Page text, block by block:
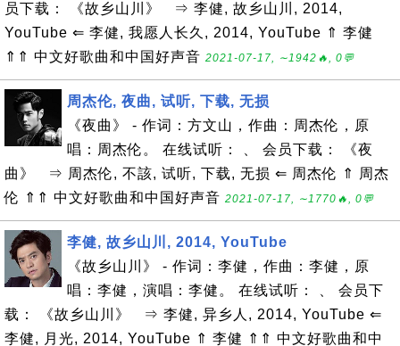
员下载： 《故乡山川》 ⇒ 李健, 故乡山川, 2014,
YouTube ⇐ 李健, 我愿人长久, 2014, YouTube ⇑ 李健
⇑⇑ 中文好歌曲和中国好声音 2021-07-17, ∼1942🔥, 0💬
周杰伦, 夜曲, 试听, 下载, 无损
《夜曲》 - 作词：方文山，作曲：周杰伦，原
唱：周杰伦。 在线试听： 、 会员下载： 《夜
曲》 ⇒ 周杰伦, 不該, 试听, 下载, 无损 ⇐ 周杰伦 ⇑ 周杰
伦 ⇑⇑ 中文好歌曲和中国好声音 2021-07-17, ∼1770🔥, 0💬
李健, 故乡山川, 2014, YouTube
《故乡山川》 - 作词：李健，作曲：李健，原
唱：李健，演唱：李健。 在线试听： 、 会员下
载： 《故乡山川》 ⇒ 李健, 异乡人, 2014, YouTube ⇐
李健, 月光, 2014, YouTube ⇑ 李健 ⇑⇑ 中文好歌曲和中